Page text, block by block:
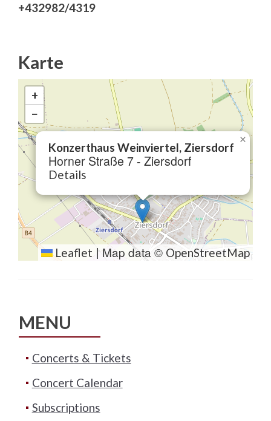
+432982/4319
Karte
Konzerthaus Weinviertel, Ziersdorf
Horner Straße 7 - Ziersdorf
Details
×
+
−
Leaflet | Map data © OpenStreetMap
MENU
Concerts & Tickets
Concert Calendar
Subscriptions